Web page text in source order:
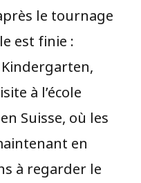
le tournage
est finie :
à l’école
Suisse, où les
en
à regarder le